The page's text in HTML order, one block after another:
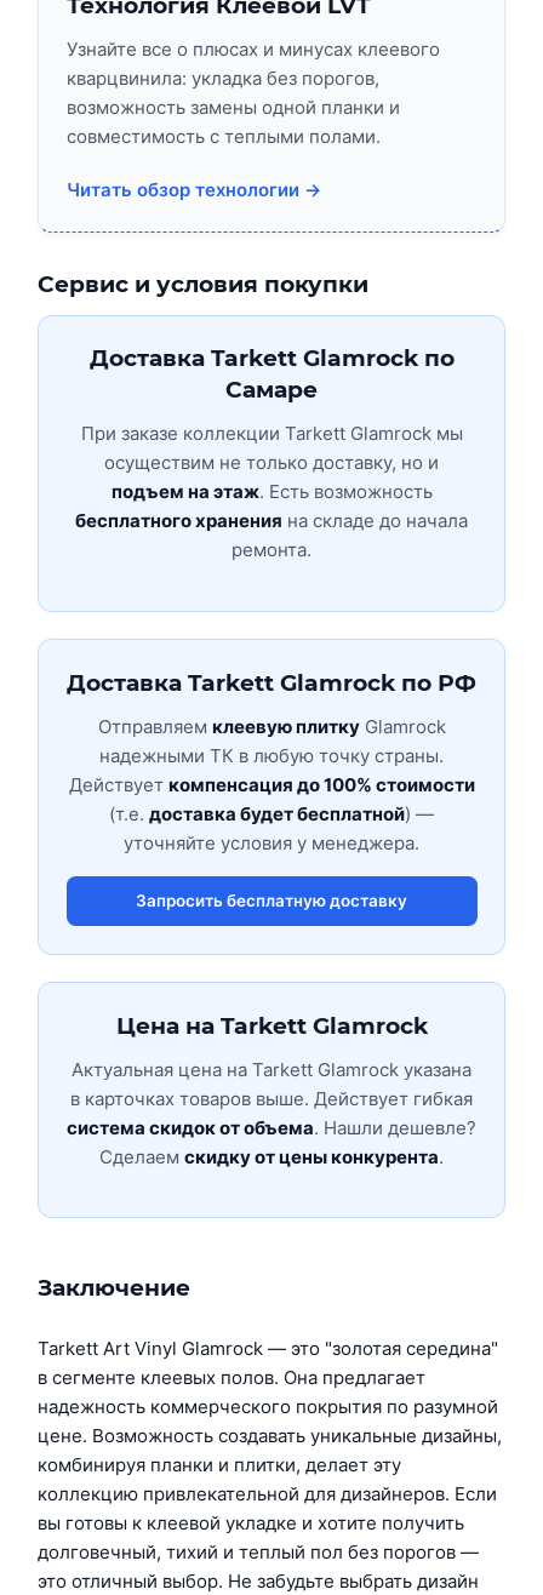
Узнайте все о плюсах и минусах клеевого
кварцвинила: укладка без порогов,
возможность замены одной планки и
совместимость с теплыми полами.
Читать обзор технологии →
Сервис и условия покупки
Доставка Tarkett Glamrock по
Самаре
При заказе коллекции Tarkett Glamrock мы
осуществим не только доставку, но и
подъем на этаж. Есть возможность
бесплатного хранения на складе до начала
ремонта.
Доставка Tarkett Glamrock по РФ
Отправляем клеевую плиткуGlamrock
надежными ТК в любую точку страны.
Действует компенсация до 100% стоимости
(т.е. доставка будет бесплатной) —
уточняйте условия у менеджера.
Запросить бесплатную доставку
Цена на Tarkett Glamrock
Актуальная цена на Tarkett Glamrock указана
в карточках товаров выше. Действует гибкая
система скидок от объема. Нашли дешевле?
Сделаем скидку от цены конкурента.
Заключение
Tarkett Art Vinyl Glamrock — это "золотая середина"
в сегменте клеевых полов. Она предлагает
надежность коммерческого покрытия по разумной
цене. Возможность создавать уникальные дизайны,
комбинируя планки и плитки, делает эту
коллекцию привлекательной для дизайнеров. Если
вы готовы к клеевой укладке и хотите получить
долговечный, тихий и теплый пол без порогов —
это отличный выбор. Не забудьте выбрать дизайн